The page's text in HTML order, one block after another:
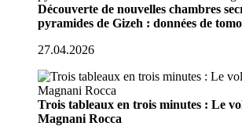
Découverte de nouvelles chambres
pyramides de Gizeh : données de
27.04.2026
Trois tableaux en trois minutes : Le
Magnani Rocca